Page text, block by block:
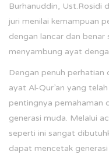
Burhanuddin, Ust.Rosidi
juri menilai kemampuan
dengan lancar dan
menyambung ayat
Dengan penuh
ayat Al-Qur’an yang
pentingnya pemahaman
generasi muda. Melalui
seperti ini sangat
dapat mencetak